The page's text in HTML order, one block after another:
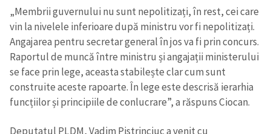
„Membrii guvernului nu sunt nepolitizați, în rest, cei care
vin la nivelele inferioare după ministru vor fi nepolitizați.
Angajarea pentru secretar general în jos va fi prin concurs.
Raportul de muncă între ministru și angajații ministerului
se face prin lege, aceasta stabilește clar cum sunt
construite aceste rapoarte. În lege este descrisă ierarhia
funcțiilor și principiile de conlucrare”, a răspuns Ciocan.
Deputatul PLDM, Vadim Pistrinciuc a venit cu